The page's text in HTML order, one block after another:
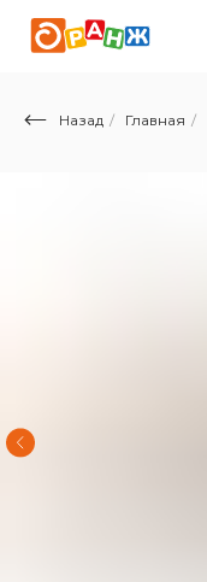
Назад / Главная /